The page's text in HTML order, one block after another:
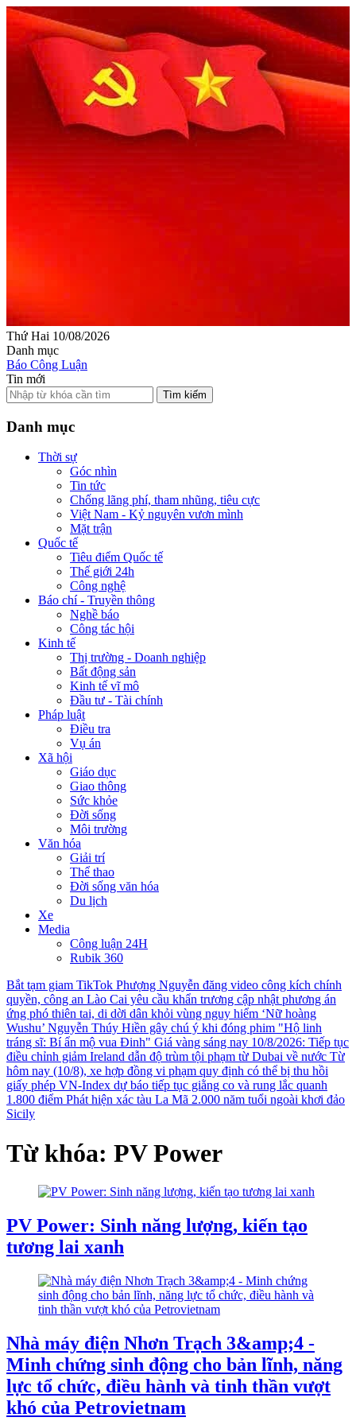
Thứ Hai 10/08/2026
Danh mục
Báo Công Luận
Tin mới
Tìm kiếm
Danh mục
Thời sự
Góc nhìn
Tin tức
Chống lãng phí, tham nhũng, tiêu cực
Việt Nam - Kỷ nguyên vươn mình
Mặt trận
Quốc tế
Tiêu điểm Quốc tế
Thế giới 24h
Công nghệ
Báo chí - Truyền thông
Nghề báo
Công tác hội
Kinh tế
Thị trường - Doanh nghiệp
Bất động sản
Kinh tế vĩ mô
Đầu tư - Tài chính
Pháp luật
Điều tra
Vụ án
Xã hội
Giáo dục
Giao thông
Sức khỏe
Đời sống
Môi trường
Văn hóa
Giải trí
Thể thao
Đời sống văn hóa
Du lịch
Xe
Media
Công luận 24H
Rubik 360
Bắt tạm giam TikTok Phượng Nguyễn đăng video công kích chính
quyền, công an Lào Cai yêu cầu khẩn trương cập nhật phương án
ứng phó thiên tai, di dời dân khỏi vùng nguy hiểm ‘Nữ hoàng
Wushu’ Nguyễn Thúy Hiền gây chú ý khi đóng phim "Hộ linh
tráng sĩ: Bí ẩn mộ vua Đinh" Giá vàng sáng nay 10/8/2026: Tiếp tục
điều chỉnh giảm Ireland dẫn độ trùm tội phạm từ Dubai về nước Từ
hôm nay (10/8), xe hợp đồng vi phạm quy định có thể bị thu hồi
giấy phép VN-Index dự báo tiếp tục giằng co và rung lắc quanh
1.800 điểm Phát hiện xác tàu La Mã 2.000 năm tuổi ngoài khơi đảo
Sicily
Từ khóa: PV Power
PV Power: Sinh năng lượng, kiến tạo
tương lai xanh
Nhà máy điện Nhơn Trạch 3&amp;4 -
Minh chứng sinh động cho bản lĩnh, năng
lực tổ chức, điều hành và tinh thần vượt
khó của Petrovietnam